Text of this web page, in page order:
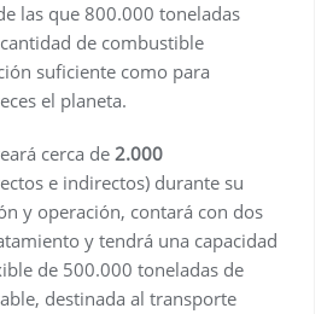
las que 800.000 toneladas
de combustible
suficiente como para
el planeta.
cerca de 2.000
e indirectos) durante su
y operación, contará con dos
y tendrá una capacidad
de 500.000 toneladas de
destinada al transporte